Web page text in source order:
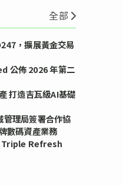
全部
，擴展黃金交易
佈 2026 年第二
打造吉瓦級AI基礎
理局簽署合作協
數碼資產業務
Triple Refresh